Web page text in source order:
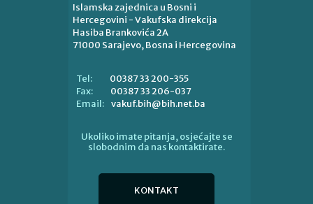
Islamska zajednica u Bosni i
Hercegovini - Vakufska direkcija
Hasiba Brankovića 2A
71000 Sarajevo, Bosna i Hercegovina
Tel:
00387 33 200-355
Fax:
00387 33 206-037
Email: vakuf.bih@bih.net.ba
Ukoliko imate pitanja, osjećajte se
slobodnim da nas kontaktirate.
KONTAKT